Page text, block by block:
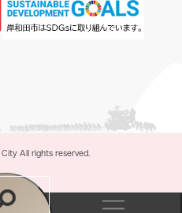
All rights reserved.